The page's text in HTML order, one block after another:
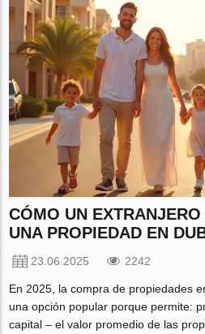
CÓMO UN
UNA PROPIEDAD EN
23.06.2025 2242
En 2025, la compra de propiedades
una opción popular porque permite:
capital – el valor promedio de las